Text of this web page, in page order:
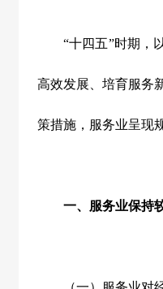
“十四五”时期，以
高效发展、培育服务
策措施，服务业呈现
一、服务业保持较